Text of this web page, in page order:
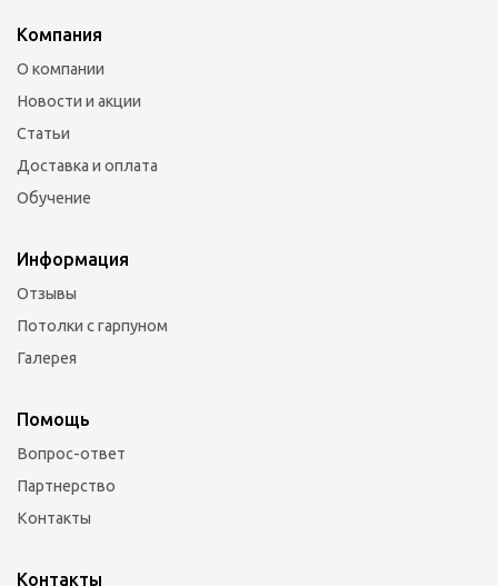
Компания
О компании
Новости и акции
Статьи
Доставка и оплата
Обучение
Информация
Отзывы
Потолки с гарпуном
Галерея
Помощь
Вопрос-ответ
Партнерство
Контакты
Контакты